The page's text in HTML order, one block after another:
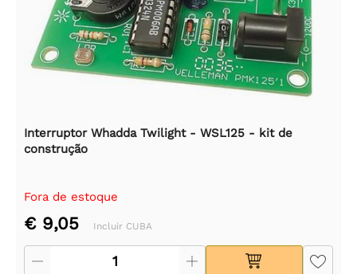
Interruptor Whadda Twilight - WSL125 - kit de
construção
Fora de estoque
€ 9,05 Incluir CUBA